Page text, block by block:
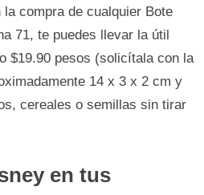
compra de cualquier Bote
71, te puedes llevar la útil
$19.90 pesos (solicítala con la
14 x 3 x 2 cm y
cereales o semillas sin tirar
en tus